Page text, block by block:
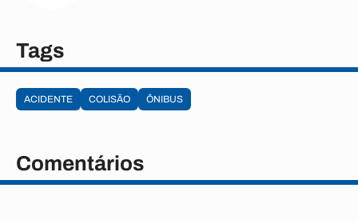
Tags
ACIDENTE COLISÃO ÔNIBUS
Comentários